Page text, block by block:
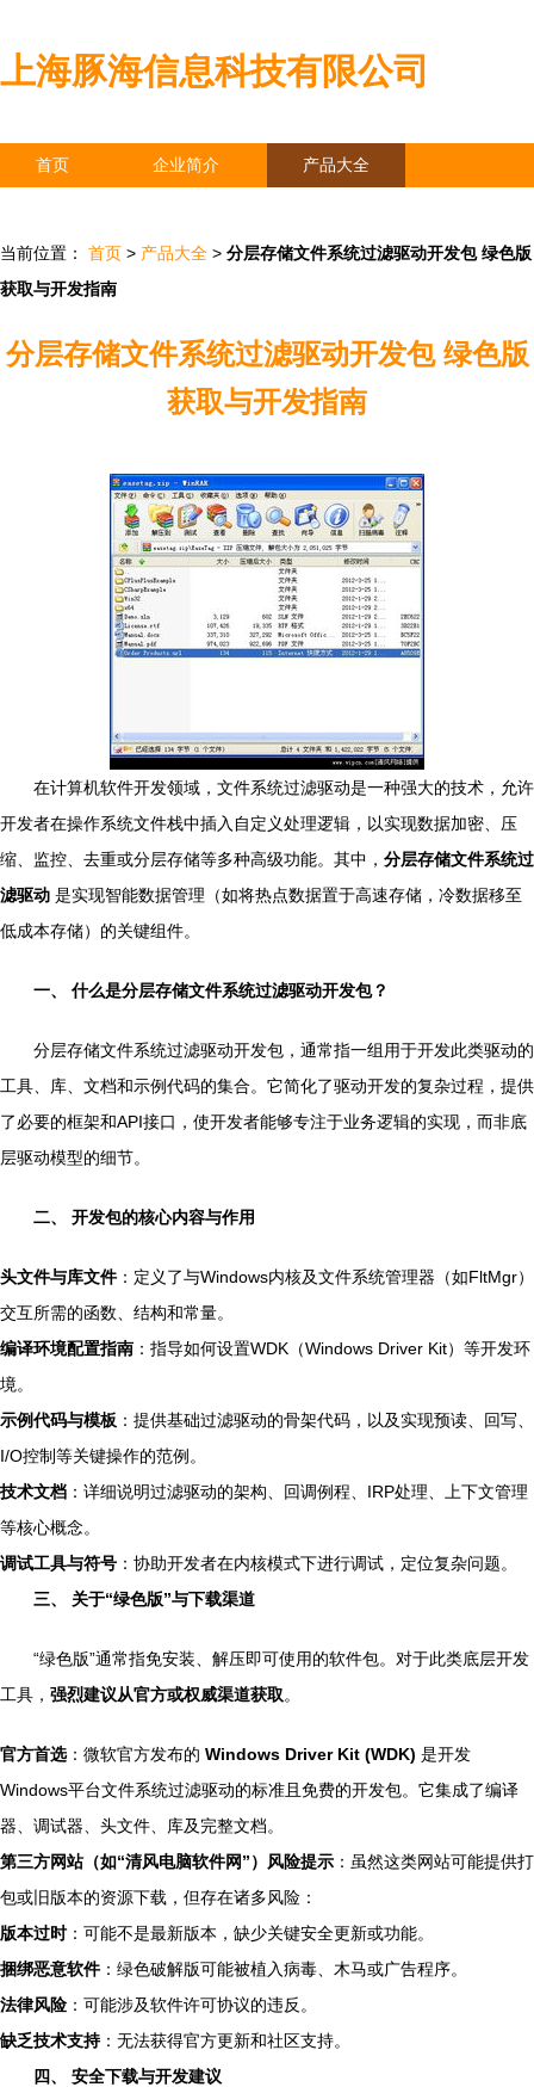
上海豚海信息科技有限公司
首页 企业简介 产品大全
当前位置： 首页 > 产品大全 > 分层存储文件系统过滤驱动开发包 绿色版
获取与开发指南
分层存储文件系统过滤驱动开发包 绿色版
获取与开发指南
在计算机软件开发领域，文件系统过滤驱动是一种强大的技术，允许
开发者在操作系统文件栈中插入自定义处理逻辑，以实现数据加密、压
缩、监控、去重或分层存储等多种高级功能。其中， 分层存储文件系统过
滤驱动 是实现智能数据管理（如将热点数据置于高速存储，冷数据移至
低成本存储）的关键组件。
一、 什么是分层存储文件系统过滤驱动开发包？
分层存储文件系统过滤驱动开发包，通常指一组用于开发此类驱动的
工具、库、文档和示例代码的集合。它简化了驱动开发的复杂过程，提供
了必要的框架和API接口，使开发者能够专注于业务逻辑的实现，而非底
层驱动模型的细节。
二、 开发包的核心内容与作用
头文件与库文件：定义了与Windows内核及文件系统管理器（如FltMgr）
交互所需的函数、结构和常量。
编译环境配置指南 ：指导如何设置WDK（Windows Driver Kit）等开发环
境。
示例代码与模板 ：提供基础过滤驱动的骨架代码，以及实现预读、回写、
I/O控制等关键操作的范例。
技术文档 ：详细说明过滤驱动的架构、回调例程、IRP处理、上下文管理
等核心概念。
调试工具与符号 ：协助开发者在内核模式下进行调试，定位复杂问题。
三、 关于“绿色版”与下载渠道
“绿色版”通常指免安装、解压即可使用的软件包。对于此类底层开发
工具， 强烈建议从官方或权威渠道获取。
官方首选：微软官方发布的 Windows Driver Kit (WDK) 是开发
Windows平台文件系统过滤驱动的标准且免费的开发包。它集成了编译
器、调试器、头文件、库及完整文档。
第三方网站（如“清风电脑软件网”）风险提示 ：虽然这类网站可能提供打
包或旧版本的资源下载，但存在诸多风险：
版本过时：可能不是最新版本，缺少关键安全更新或功能。
捆绑恶意软件：绿色破解版可能被植入病毒、木马或广告程序。
法律风险 ：可能涉及软件许可协议的违反。
缺乏技术支持：无法获得官方更新和社区支持。
四、 安全下载与开发建议